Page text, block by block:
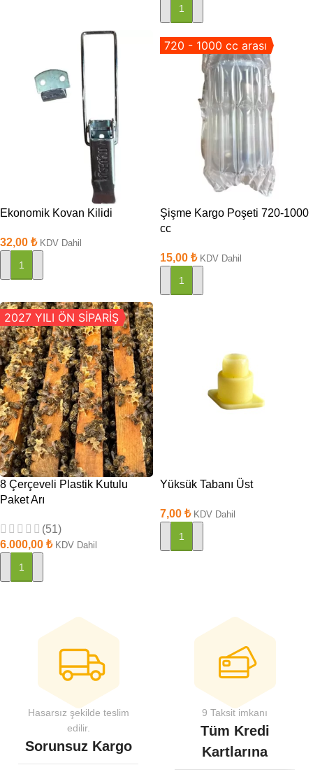
SEPETE EKLE
Ekonomik Kovan Kilidi
32,00 ₺ KDV Dahil
SEPETE EKLE
720 - 1000 cc arası
Şişme Kargo Poşeti 720-1000
cc
15,00 ₺ KDV Dahil
SEPETE EKLE
2027 YILI ÖN SİPARİŞ
8 Çerçeveli Plastik Kutulu
Paket Arı
(51)
6.000,00 ₺ KDV Dahil
SEPETE EKLE
Yüksük Tabanı Üst
7,00 ₺ KDV Dahil
SEPETE EKLE
Hasarsız şekilde teslim
edilir.
Sorunsuz Kargo
9 Taksit imkanı
Tüm Kredi
Kartlarına